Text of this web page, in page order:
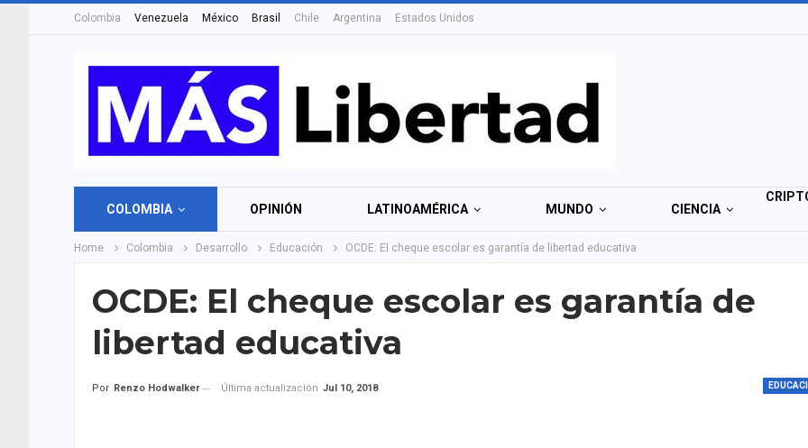
Colombia Venezuela México Brasil Chile Argentina Estados Unidos
COLOMBIA OPINIÓN LATINOAMÉRICA MUNDO CIENCIA
Home Colombia Desarrollo Educación OCDE: El cheque escolar es garantía de libertad educativa
OCDE: El cheque escolar es garantía de
libertad educativa
Por Renzo Hodwalker Última actualización Jul 10, 2018